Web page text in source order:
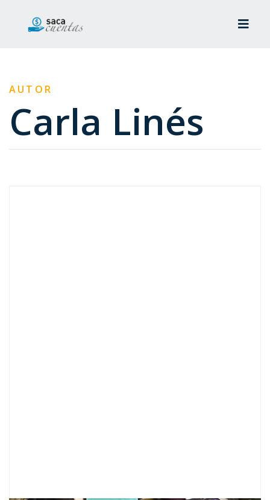
AUTOR
Carla Linés